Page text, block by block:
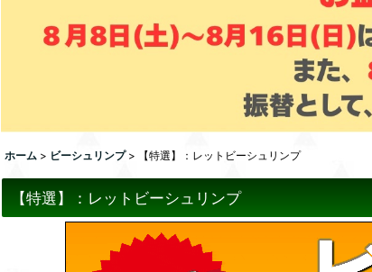
ホーム > ビーシュリンプ > 【特選】：レットビーシュリンプ
【特選】：レットビーシュリンプ